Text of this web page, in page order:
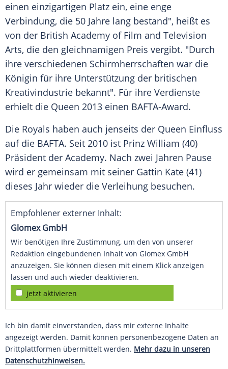
einen einzigartigen Platz ein, eine enge
Verbindung, die 50 Jahre lang bestand", heißt es
von der British Academy of Film and Television
Arts, die den gleichnamigen Preis vergibt. "Durch
ihre verschiedenen Schirmherrschaften war die
Königin für ihre Unterstützung der britischen
Kreativindustrie bekannt". Für ihre Verdienste
erhielt die Queen 2013 einen BAFTA-Award.
Die Royals haben auch jenseits der Queen Einfluss
auf die BAFTA. Seit 2010 ist Prinz William (40)
Präsident der Academy. Nach zwei Jahren Pause
wird er gemeinsam mit seiner Gattin Kate (41)
dieses Jahr wieder die Verleihung besuchen.
Empfohlener externer Inhalt:
Glomex GmbH
Wir benötigen Ihre Zustimmung, um den von unserer
Redaktion eingebundenen Inhalt von Glomex GmbH
anzuzeigen. Sie können diesen mit einem Klick anzeigen
lassen und auch wieder deaktivieren.
jetzt aktivieren
Ich bin damit einverstanden, dass mir externe Inhalte
angezeigt werden. Damit können personenbezogene Daten an
Drittplattformen übermittelt werden. Mehr dazu in unseren
Datenschutzhinweisen.